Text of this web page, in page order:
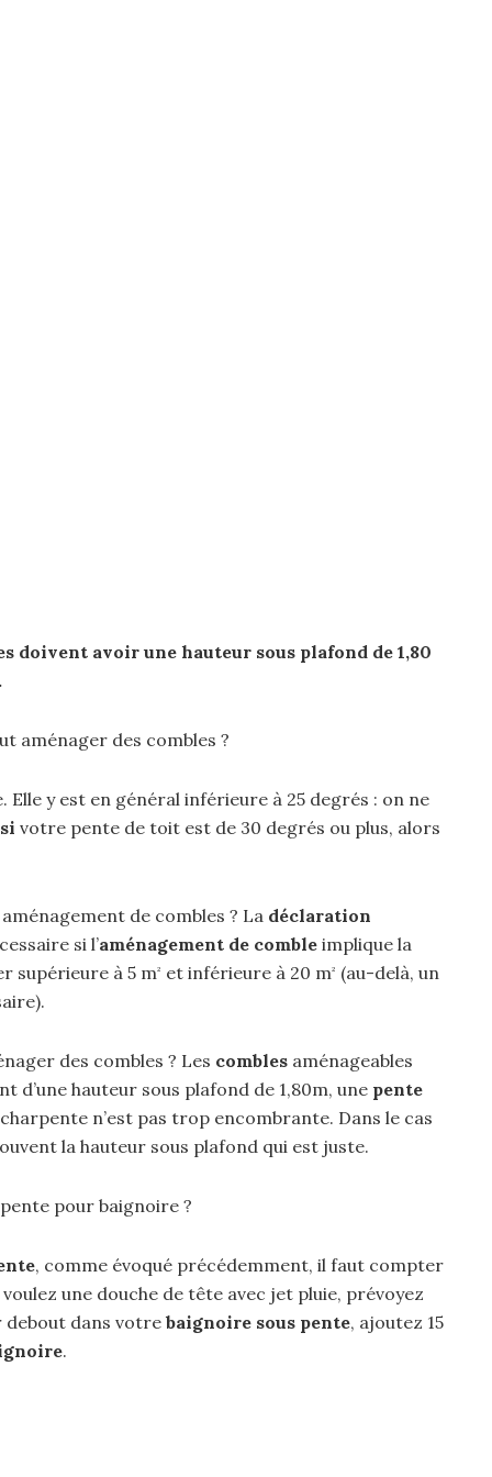
doivent avoir une hauteur sous plafond de 1,80
aménager des combles ?
y est en général inférieure à 25 degrés : on ne
si votre pente de toit est de 30 degrés ou plus, alors
de combles ? La déclaration
si l’aménagement de comble implique la
supérieure à 5 m² et inférieure à 20 m² (au-delà, un
des combles ? Les combles aménageables
d’une hauteur sous plafond de 1,80m, une pente
n’est pas trop encombrante. Dans le cas
la hauteur sous plafond qui est juste.
pour baignoire ?
, comme évoqué précédemment, il faut compter
une douche de tête avec jet pluie, prévoyez
debout dans votre baignoire sous pente, ajoutez 15
.